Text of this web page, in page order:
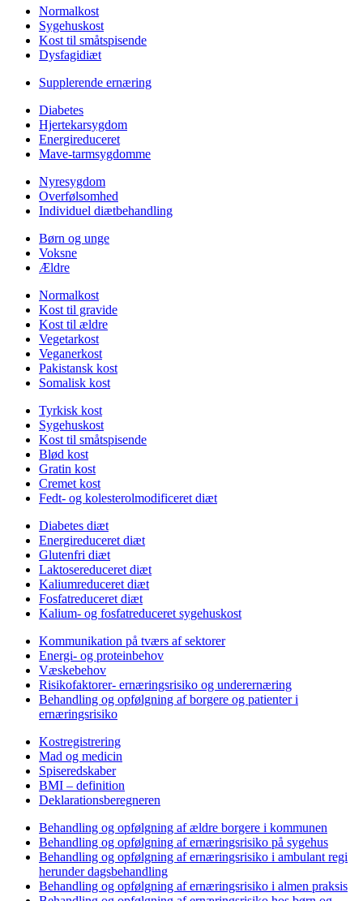
Normalkost
Sygehuskost
Kost til småtspisende
Dysfagidiæt
Supplerende ernæring
Diabetes
Hjertekarsygdom
Energireduceret
Mave-tarmsygdomme
Nyresygdom
Overfølsomhed
Individuel diætbehandling
Børn og unge
Voksne
Ældre
Normalkost
Kost til gravide
Kost til ældre
Vegetarkost
Veganerkost
Pakistansk kost
Somalisk kost
Tyrkisk kost
Sygehuskost
Kost til småtspisende
Blød kost
Gratin kost
Cremet kost
Fedt- og kolesterolmodificeret diæt
Diabetes diæt
Energireduceret diæt
Glutenfri diæt
Laktosereduceret diæt
Kaliumreduceret diæt
Fosfatreduceret diæt
Kalium- og fosfatreduceret sygehuskost
Kommunikation på tværs af sektorer
Energi- og proteinbehov
Væskebehov
Risikofaktorer- ernæringsrisiko og underernæring
Behandling og opfølgning af borgere og patienter i
ernæringsrisiko
Kostregistrering
Mad og medicin
Spiseredskaber
BMI – definition
Deklarationsberegneren
Behandling og opfølgning af ældre borgere i kommunen
Behandling og opfølgning af ernæringsrisiko på sygehus
Behandling og opfølgning af ernæringsrisiko i ambulant regi
herunder dagsbehandling
Behandling og opfølgning af ernæringsrisiko i almen praksis